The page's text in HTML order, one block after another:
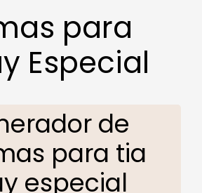
para
Especial
de
para tia
especial